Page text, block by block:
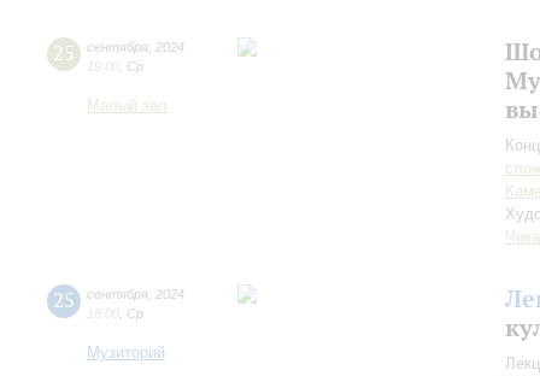
25 сентября 2024
19:00 Ср
Малый зал
25 сентября 2024
18:00 Ср
Музиторий